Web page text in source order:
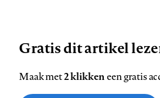
ons
Zie onze cookie policy
Gratis dit artikel
Maak met2 klikkeneen gratis